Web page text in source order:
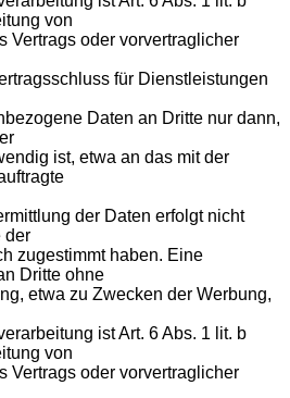
von
Vertrags oder vorvertraglicher
für Dienstleistungen
Daten an Dritte nur dann,
ist, etwa an das mit der
der Daten erfolgt nicht
der
zugestimmt haben. Eine
Dritte ohne
etwa zu Zwecken der Werbung,
ist Art. 6 Abs. 1 lit. b
von
Vertrags oder vorvertraglicher